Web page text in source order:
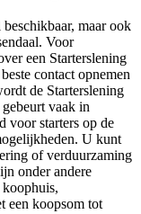
maar ook
Voor
een Starterslening
contact opnemen
de Starterslening
vaak in
voor starters op de
U kunt
of verduurzaming
onder andere
een koopsom tot